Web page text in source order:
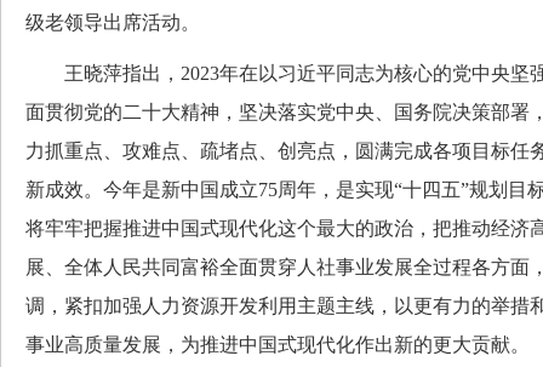
级老领导出席活动。
王晓萍指出，2023年在以习近平同志为核心的党中央坚
面贯彻党的二十大精神，坚决落实党中央、国务院决策部署
力抓重点、攻难点、疏堵点、创亮点，圆满完成各项目标任
新成效。今年是新中国成立75周年，是实现“十四五”规划目
将牢牢把握推进中国式现代化这个最大的政治，把推动经济
展、全体人民共同富裕全面贯穿人社事业发展全过程各方面
调，紧扣加强人力资源开发利用主题主线，以更有力的举措
事业高质量发展，为推进中国式现代化作出新的更大贡献。